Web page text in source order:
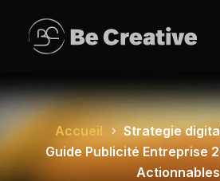
Accueil
Strategie
Guide Publicité Entreprise
Actionnables